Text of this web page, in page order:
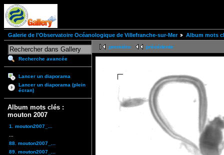
Galerie de l'Observatoire Océanologique de Villefranche-sur-Mer Album mots
Recherche avancée
Lancer un diaporama
Lancer un diaporama (plein
écran)
Album mots clés :
mouton 2007
1. mouton2007_...
88. mouton2007_...
89. mouton2007_...
première précédente